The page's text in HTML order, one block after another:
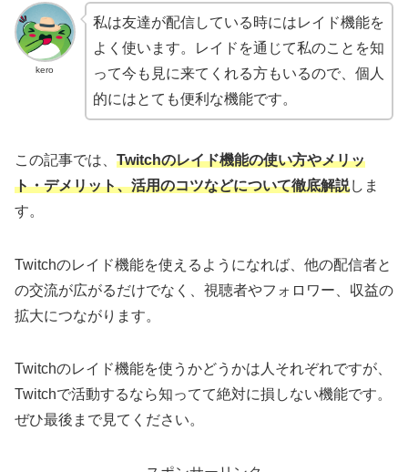
kero
私は友達が配信している時にはレイド機能を
よく使います。レイドを通じて私のことを知
って今も見に来てくれる方もいるので、個人
的にはとても便利な機能です。
この記事では、 Twitchのレイド機能の使い方やメリッ
ト・デメリット、活用のコツなどについて徹底解説しま
す。
Twitchのレイド機能を使えるようになれば、他の配信者と
の交流が広がるだけでなく、視聴者やフォロワー、収益の
拡大につながります。
Twitchのレイド機能を使うかどうかは人それぞれですが、
Twitchで活動するなら知ってて絶対に損しない機能です。
ぜひ最後まで見てください。